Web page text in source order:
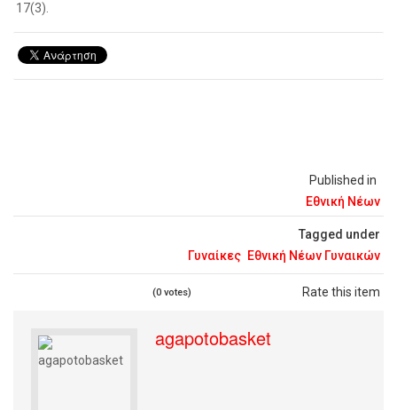
Published in
Εθνική Νέων
Tagged under
Γυναίκες Εθνική Νέων Γυναικών
Rate this item
(0 votes)
17(3).
agapotobasket